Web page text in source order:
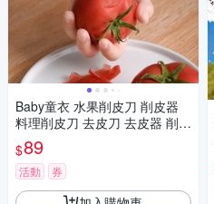
Baby童衣 水果削皮刀 削皮器
料理削皮刀 去皮刀 去皮器 削果
皮 刨皮刀 刨刀 11802
$89
活動 券